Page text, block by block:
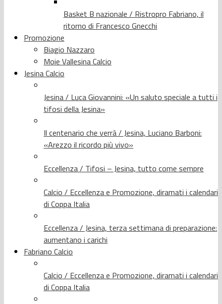
Basket B nazionale / Ristropro Fabriano, il
ritorno di Francesco Gnecchi
Promozione
Biagio Nazzaro
Moie Vallesina Calcio
Jesina Calcio
Jesina / Luca Giovannini: «Un saluto speciale a tutti i
tifosi della Jesina»
Il centenario che verrà / Jesina, Luciano Barboni:
«Arezzo il ricordo più vivo»
Eccellenza / Tifosi – Jesina, tutto come sempre
Calcio / Eccellenza e Promozione, diramati i calendari
di Coppa Italia
Eccellenza / Jesina, terza settimana di preparazione:
aumentano i carichi
Fabriano Calcio
Calcio / Eccellenza e Promozione, diramati i calendari
di Coppa Italia